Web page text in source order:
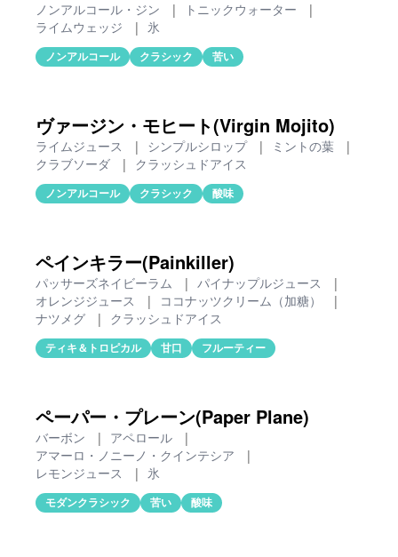
ノンアルコール・ジン | トニックウォーター
|
ライムウェッジ
| 氷
ノンアルコール クラシック 苦い
ヴァージン・モヒート(Virgin Mojito)
ライムジュース | シンプルシロップ | ミントの葉
|
クラブソーダ
| クラッシュドアイス
ノンアルコール クラシック 酸味
ペインキラー(Painkiller)
パッサーズネイビーラム | パイナップルジュース
|
オレンジジュース
| ココナッツクリーム（加糖）
|
ナツメグ
| クラッシュドアイス
ティキ＆トロピカル 甘口 フルーティー
ペーパー・プレーン(Paper Plane)
バーボン | アペロール
|
アマーロ・ノニーノ・クインテシア
|
レモンジュース
| 氷
モダンクラシック 苦い 酸味